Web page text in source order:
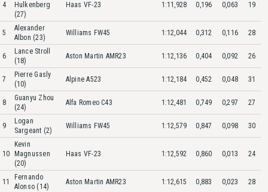
4
Hulkenberg
(27)
Haas VF-23 1:11,928 0,196 0,063 19
5
Alexander
Albon (23)
Williams FW45 1:12,044 0,312 0,116 28
6
Lance Stroll
(18)
Aston Martin AMR23 1:12,136 0,404 0,092 26
7
Pierre Gasly
(10)
Alpine A523 1:12,184 0,452 0,048 31
8
Guanyu Zhou
(24)
Alfa Romeo C43 1:12,481 0,749 0,297 27
9
Logan
Sargeant (2)
Williams FW45 1:12,579 0,847 0,098 30
10
Kevin
Magnussen
(20)
Haas VF-23 1:12,592 0,860 0,013 24
11
Fernando
Alonso (14)
Aston Martin AMR23 1:12,615 0,883 0,023 28